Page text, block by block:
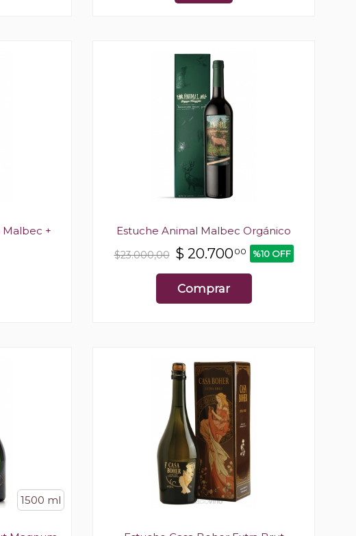
Malbec +
Estuche Animal Malbec Orgánico
$23.000,00 $ 20.70000 %10 OFF
Comprar
1500 ml